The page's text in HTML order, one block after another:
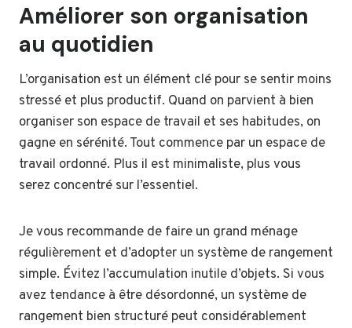
Améliorer son organisation
au quotidien
L’organisation est un élément clé pour se sentir moins
stressé et plus productif. Quand on parvient à bien
organiser son espace de travail et ses habitudes, on
gagne en sérénité. Tout commence par un espace de
travail ordonné. Plus il est minimaliste, plus vous
serez concentré sur l’essentiel.
Je vous recommande de faire un grand ménage
régulièrement et d’adopter un système de rangement
simple. Évitez l’accumulation inutile d’objets. Si vous
avez tendance à être désordonné, un système de
rangement bien structuré peut considérablement